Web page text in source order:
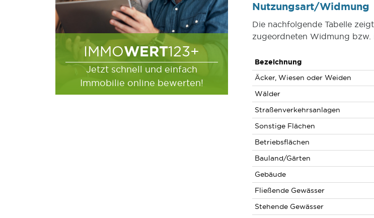
IMMOWERT123+
Jetzt schnell und einfach
Immobilie online bewerten!
Nutzungsart/Widmung
Die nachfolgende Tabelle
zugeordneten Widmung bzw.
Bezeichnung
Äcker, Wiesen oder Weiden
Wälder
Straßenverkehrsanlagen
Sonstige Flächen
Betriebsflächen
Bauland/Gärten
Gebäude
Fließende Gewässer
Stehende Gewässer